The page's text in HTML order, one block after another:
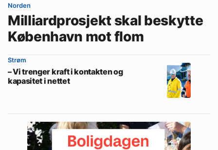
Norden
Milliardprosjekt skal beskytte
København mot flom
Strøm
– Vi trenger kraft i kontakten og
kapasitet i nettet